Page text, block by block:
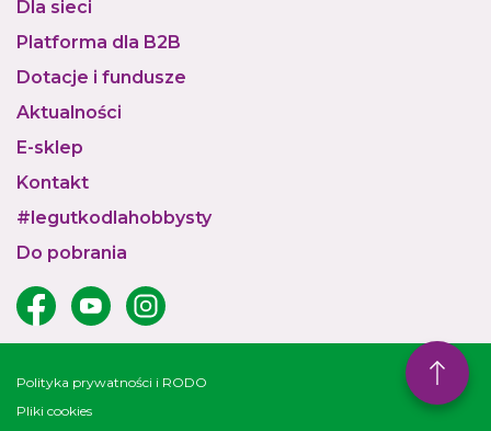
Dla sieci
Platforma dla B2B
Dotacje i fundusze
Aktualności
E-sklep
Kontakt
#legutkodlahobbysty
Do pobrania
Polityka prywatności i RODO
Pliki cookies